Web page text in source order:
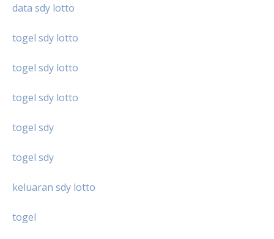
data sdy lotto
togel sdy lotto
togel sdy lotto
togel sdy lotto
togel sdy
togel sdy
keluaran sdy lotto
togel